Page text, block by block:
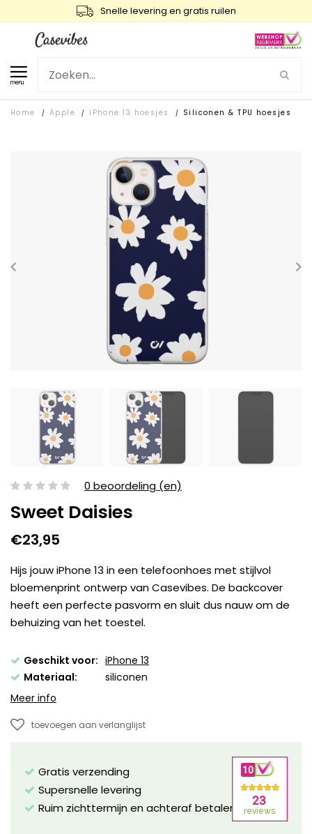
Snelle levering en gratis ruilen
menu
Home / Apple / iPhone 13 hoesjes / Siliconen & TPU hoesjes
0 beoordeling (en)
Sweet Daisies
€23,95
Hijs jouw iPhone 13 in een telefoonhoes met stijlvol
bloemenprint ontwerp van Casevibes. De backcover
heeft een perfecte pasvorm en sluit dus nauw om de
behuizing van het toestel.
Geschikt voor: iPhone 13
Materiaal:
siliconen
Meer info
toevoegen aan verlanglijst
Gratis verzending
Supersnelle levering
Ruim zichttermijn en achteraf betalen mogelijk!